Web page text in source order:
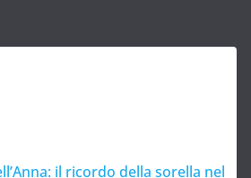
il ricordo della sorella nel